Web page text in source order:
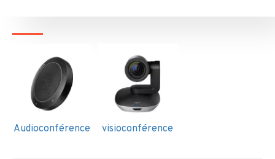
Audioconférence visioconférence